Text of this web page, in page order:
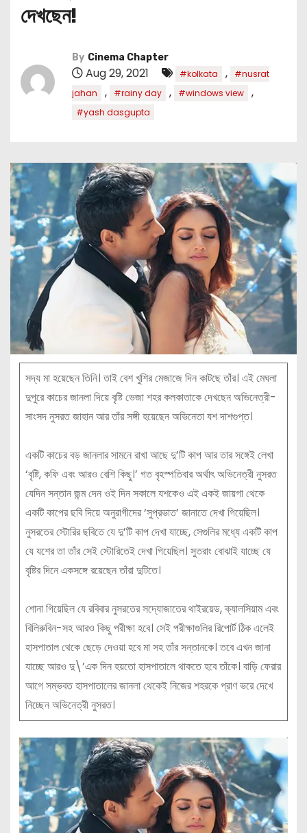
দেখছেন!
By Cinema Chapter
Aug 29, 2021 #kolkata ,
#nusrat
jahan
, #rainy day , #windows view ,
#yash dasgupta
সদ্য মা হয়েছেন তিনি। তাই বেশ খুশির মেজাজে দিন কাটছে তাঁর। এই মেঘলা
দুপুরে কাচের জানলা দিয়ে বৃষ্টি ভেজা শহর কলকাতাকে দেখছেন অভিনেত্রী-
সাংসদ নুসরত জাহান আর তাঁর সঙ্গী হয়েছেন অভিনেতা যশ দাশগুপ্ত।
একটি কাচের বড় জানলার সামনে রাখা আছে দু’টি কাপ আর তার সঙ্গেই লেখা
‘বৃষ্টি, কফি এবং আরও বেশি কিছু।’ গত বৃহস্পতিবার অর্থাৎ অভিনেত্রী নুসরত
যেদিন সন্তান জন্ম দেন ওই দিন সকালে যশকেও এই একই জায়গা থেকে
একটি কাপের ছবি দিয়ে অনুরাগীদের ‘সুপ্রভাত’ জানাতে দেখা গিয়েছিল।
নুসরতের স্টোরির ছবিতে যে দু’টি কাপ দেখা যাচ্ছে, সেগুলির মধ্যে একটি কাপ
যে যশের তা তাঁর সেই স্টোরিতেই দেখা গিয়েছিল। সুতরাং বোঝাই যাচ্ছে যে
বৃষ্টির দিনে একসঙ্গে রয়েছেন তাঁরা দুটিতে।
শোনা গিয়েছিল যে রবিবার নুসরতের সদ্যোজাতের থাইরয়েড, ক্যালসিয়াম এবং
বিলিরুবিন-সহ আরও কিছু পরীক্ষা হবে। সেই পরীক্ষাগুলির রিপোর্ট ঠিক এলেই
হাসপাতাল থেকে ছেড়ে দেওয়া হবে মা সহ তাঁর সন্তানকে। তবে এখন জানা
যাচ্ছে আরও দু\’এক দিন হয়তো হাসপাতালে থাকতে হবে তাঁকে। বাড়ি ফেরার
আগে সম্ভবত হাসপাতালের জানলা থেকেই নিজের শহরকে প্রাণ ভরে দেখে
নিচ্ছেন অভিনেত্রী নুসরত।